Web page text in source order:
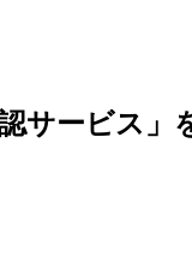
サービス